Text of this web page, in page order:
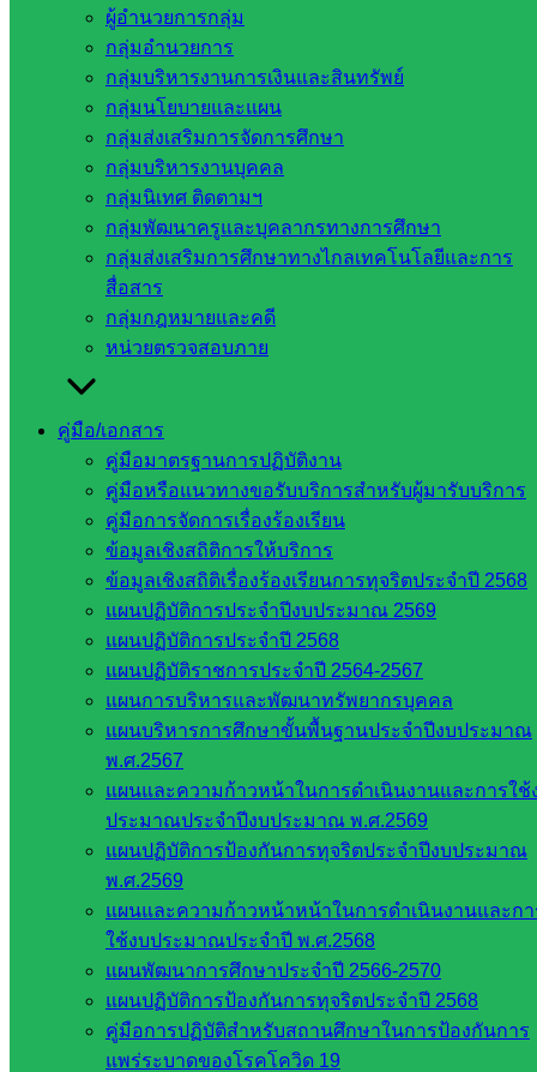
ผู้อำนวยการกลุ่ม
กลุ่มอำนวยการ
กลุ่มบริหารงานการเงินและสินทรัพย์
กลุ่มนโยบายและแผน
กลุ่มส่งเสริมการจัดการศึกษา
กลุ่มบริหารงานบุคคล
กลุ่มนิเทศ ติดตามฯ
กลุ่มพัฒนาครูและบุคลากรทางการศึกษา
กลุ่มส่งเสริมการศึกษาทางไกลเทคโนโลยีและการ
สื่อสาร
กลุ่มกฎหมายและคดี
หน่วยตรวจสอบภาย
คู่มือ/เอกสาร
คู่มือมาตรฐานการปฏิบัติงาน
คู่มือหรือแนวทางขอรับบริการสำหรับผู้มารับบริการ
คู่มือการจัดการเรื่องร้องเรียน
ข้อมูลเชิงสถิติการให้บริการ
ข้อมูลเชิงสถิติเรื่องร้องเรียนการทุจริตประจำปี 2568
แผนปฏิบัติการประจำปีงบประมาณ 2569
แผนปฏิบัติการประจำปี 2568
แผนปฏิบัติราชการประจำปี 2564-2567
แผนการบริหารและพัฒนาทรัพยากรบุคคล
แผนบริหารการศึกษาขั้นพื้นฐานประจำปีงบประมาณ
พ.ศ.2567
แผนและความก้าวหน้าในการดำเนินงานและการใช้
ประมาณประจำปีงบประมาณ พ.ศ.2569
แผนปฏิบัติการป้องกันการทุจริตประจำปีงบประมาณ
พ.ศ.2569
แผนและความก้าวหน้าหน้าในการดำเนินงานและก
ใช้งบประมาณประจำปี พ.ศ.2568
แผนพัฒนาการศึกษาประจำปี 2566-2570
แผนปฏิบัติการป้องกันการทุจริตประจำปี 2568
คู่มือการปฏิบัติสำหรับสถานศึกษาในการป้องกันการ
แพร่ระบาดของโรคโควิด 19
เสพติด และอบายมุขจังหวัดสระแก้ว โดยมีดร.ณันศภรณ์ นิล
อรุณ ศึกษาธิการจังหวัดสระแก้ว เป็นประธาน ณ ห้องประชุม
อาคารศาสตร์พระราชา มหาวิทยาลัยราชภัฏวไลยอลงกรณ์ใน
พระบรมราชูปถัมภ์ ศูนย์สระแก้ว อำเภอเมืองสระแก้ว จังหวัด
Post Views: 316